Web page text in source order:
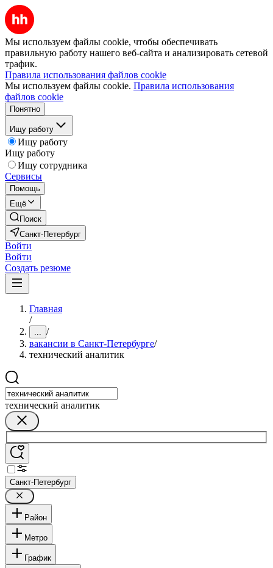
Мы используем файлы cookie, чтобы обеспечивать
правильную работу нашего веб-сайта и анализировать сетевой
трафик.
Правила использования файлов cookie
Мы используем файлы cookie. Правила использования
файлов cookie
Понятно
Ищу работу
Ищу работу
Ищу работу
Ищу сотрудника
Сервисы
Помощь
Ещё
Поиск
Санкт-Петербург
Войти
Войти
Создать резюме
Главная
/
... /
вакансии в Санкт-Петербурге/
технический аналитик
технический аналитик
Санкт-Петербург
Район
Метро
График